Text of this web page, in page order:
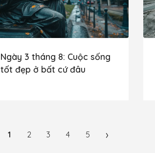
Ngày 3 tháng 8: Cuộc sống
tốt đẹp ở bất cứ đâu
1 2 3 4 5 ›